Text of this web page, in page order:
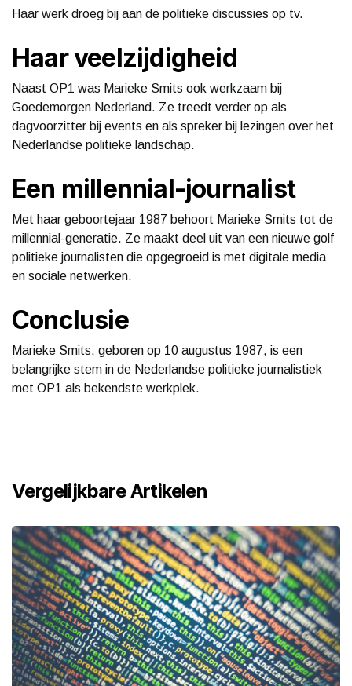
Haar werk droeg bij aan de politieke discussies op tv.
Haar veelzijdigheid
Naast OP1 was Marieke Smits ook werkzaam bij
Goedemorgen Nederland. Ze treedt verder op als
dagvoorzitter bij events en als spreker bij lezingen over het
Nederlandse politieke landschap.
Een millennial-journalist
Met haar geboortejaar 1987 behoort Marieke Smits tot de
millennial-generatie. Ze maakt deel uit van een nieuwe golf
politieke journalisten die opgegroeid is met digitale media
en sociale netwerken.
Conclusie
Marieke Smits, geboren op 10 augustus 1987, is een
belangrijke stem in de Nederlandse politieke journalistiek
met OP1 als bekendste werkplek.
Vergelijkbare Artikelen